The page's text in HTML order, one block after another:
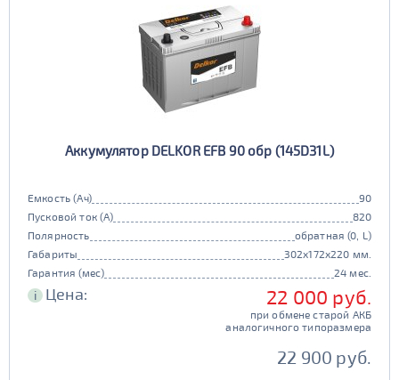
Аккумулятор DELKOR EFB 90 обр (145D31L)
Емкость (Ач)
90
Пусковой ток (А)
820
Полярность
обратная (0, L)
Габариты
302x172x220 мм.
Гарантия (мес)
24 мес.
i Цена: 22 000 руб.
при обмене старой АКБ
аналогичного типоразмера
22 900 руб.